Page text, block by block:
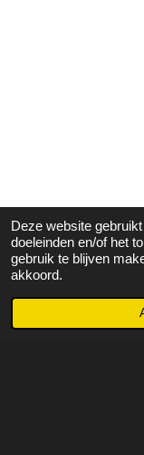
Deze website
doeleinden en/of het
gebruik te blijven
akkoord.